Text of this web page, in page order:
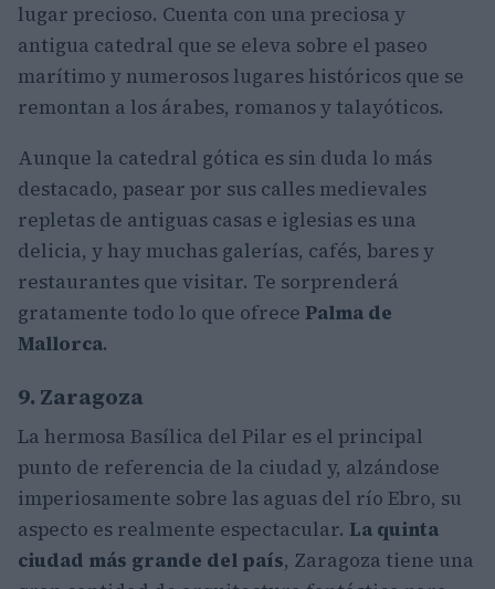
lugar precioso. Cuenta con una preciosa y
antigua catedral que se eleva sobre el paseo
marítimo y numerosos lugares históricos que se
remontan a los árabes, romanos y talayóticos.
Aunque la catedral gótica es sin duda lo más
destacado, pasear por sus calles medievales
repletas de antiguas casas e iglesias es una
delicia, y hay muchas galerías, cafés, bares y
restaurantes que visitar. Te sorprenderá
gratamente todo lo que ofrece Palma de
Mallorca.
9. Zaragoza
La hermosa Basílica del Pilar es el principal
punto de referencia de la ciudad y, alzándose
imperiosamente sobre las aguas del río Ebro, su
aspecto es realmente espectacular. La quinta
ciudad más grande del país, Zaragoza tiene una